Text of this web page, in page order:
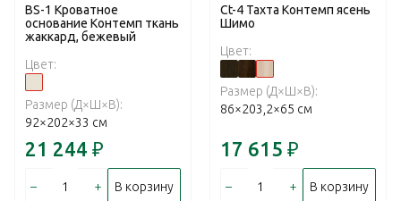
BS-1 Кроватное
основание Контемп ткань
жаккард, бежевый
Цвет:
Размер (Д×Ш×В):
92×202×33 см
21 244 ₽
– + В корзину
Ct-4 Тахта Контемп ясень
Шимо
Цвет:
Размер (Д×Ш×В):
86×203,2×65 см
17 615 ₽
– + В корзину